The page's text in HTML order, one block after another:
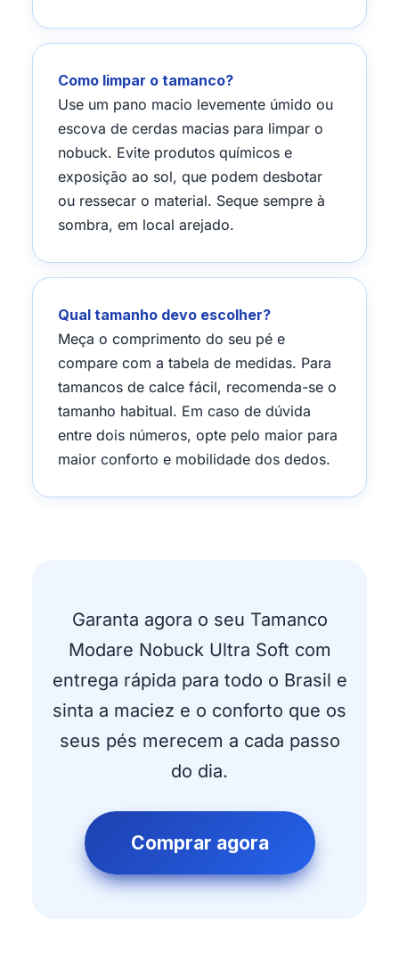
Como limpar o tamanco?
Use um pano macio levemente úmido ou
escova de cerdas macias para limpar o
nobuck. Evite produtos químicos e
exposição ao sol, que podem desbotar
ou ressecar o material. Seque sempre à
sombra, em local arejado.
Qual tamanho devo escolher?
Meça o comprimento do seu pé e
compare com a tabela de medidas. Para
tamancos de calce fácil, recomenda-se o
tamanho habitual. Em caso de dúvida
entre dois números, opte pelo maior para
maior conforto e mobilidade dos dedos.
Garanta agora o seu Tamanco
Modare Nobuck Ultra Soft com
entrega rápida para todo o Brasil e
sinta a maciez e o conforto que os
seus pés merecem a cada passo
do dia.
Comprar agora